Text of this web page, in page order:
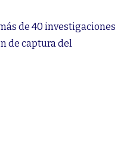
de 40 investigaciones
de captura del